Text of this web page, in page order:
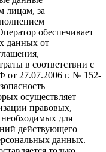
лицам, за
обеспечивает
данных от
в соответствии с
от 27.07.2006 г. № 152-
осуществляет
правовых,
для
действующего
данных.